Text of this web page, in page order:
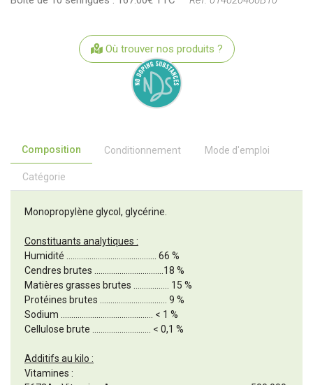
Où trouver nos produits ?
Composition Conditionnement Mode d'emploi
Catégorie
Monopropylène glycol, glycérine.
Constituants analytiques :
Humidité ........................................... 66 %
Cendres brutes .................................18 %
Matières grasses brutes ................. 15 %
Protéines brutes ................................ 9 %
Sodium ............................................ < 1 %
Cellulose brute ............................ < 0,1 %
Additifs au kilo :
Vitamines :